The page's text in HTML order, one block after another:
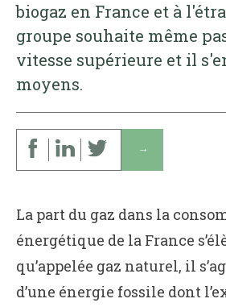
biogaz en France et à
groupe souhaite même
vitesse supérieure et il
moyens.
↓
La part du gaz dans la
énergétique de la France
qu’appelée gaz naturel, il
d’une énergie fossile dont